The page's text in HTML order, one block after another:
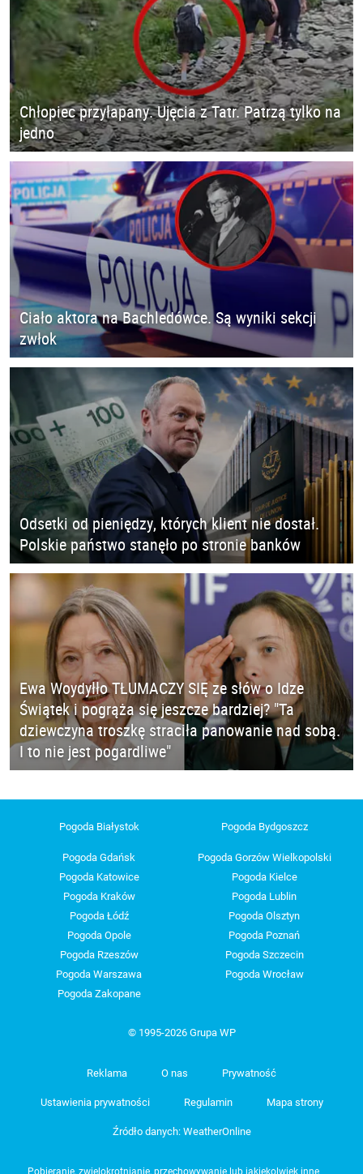
Chłopiec przyłapany. Ujęcia z Tatr. Patrzą tylko na
jedno
Ciało aktora na Bachledówce. Są wyniki sekcji
zwłok
Odsetki od pieniędzy, których klient nie dostał.
Polskie państwo stanęło po stronie banków
Ewa Woydyłło TŁUMACZY SIĘ ze słów o Idze
Świątek i pogrąża się jeszcze bardziej? "Ta
dziewczyna troszkę straciła panowanie nad sobą.
I to nie jest pogardliwe"
Pogoda Białystok Pogoda Bydgoszcz
Pogoda Gdańsk
Pogoda Gorzów Wielkopolski
Pogoda Katowice
Pogoda Kielce
Pogoda Kraków
Pogoda Lublin
Pogoda Łódź
Pogoda Olsztyn
Pogoda Opole
Pogoda Poznań
Pogoda Rzeszów
Pogoda Szczecin
Pogoda Warszawa
Pogoda Wrocław
Pogoda Zakopane
© 1995-2026 Grupa WP
Reklama O nas Prywatność
Ustawienia prywatności Regulamin Mapa strony
Źródło danych: WeatherOnline
Pobieranie, zwielokrotnianie, przechowywanie lub jakiekolwiek inne